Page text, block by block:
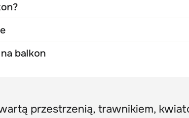
balkon
przestrzenią, trawnikiem,